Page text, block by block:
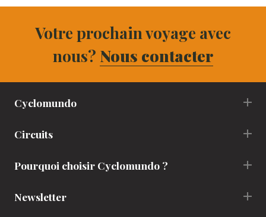
Votre prochain voyage avec
nous? Nous contacter
Cyclomundo
Circuits
Pourquoi choisir Cyclomundo ?
Newsletter